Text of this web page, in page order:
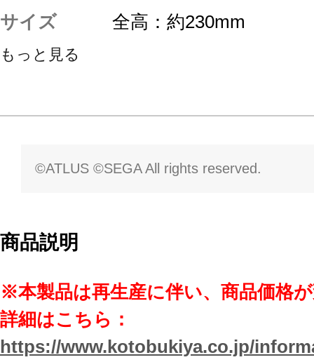
サイズ
全高：約230mm
もっと見る
©ATLUS ©SEGA All rights reserved.
商品説明
※本製品は再生産に伴い、商品価格
詳細はこちら：
https://www.kotobukiya.co.jp/